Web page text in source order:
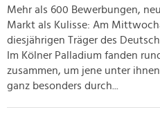
Mehr als 600 Bewerbungen,
Markt als Kulisse: Am
diesjährigen Träger des
Im Kölner Palladium fanden
zusammen, um jene unter
ganz besonders durch...